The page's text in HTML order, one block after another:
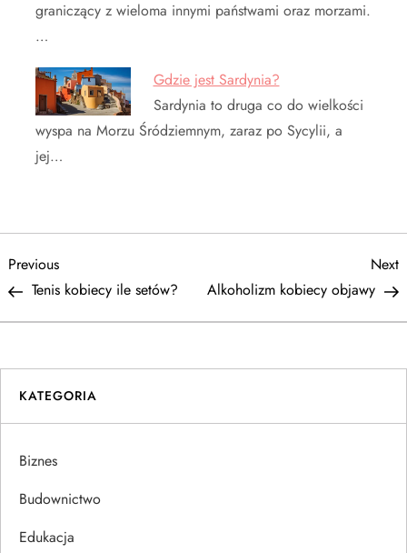
graniczący z wieloma innymi państwami oraz morzami.
…
Gdzie jest Sardynia?
Sardynia to druga co do wielkości
wyspa na Morzu Śródziemnym, zaraz po Sycylii, a
jej…
N
a
w
g
a
c
Previous
Post
Previous
Tenis kobiecy ile setów?
Next
Alkoholizm kobiecy objawy
KATEGORIA
Biznes
Budownictwo
Edukacja